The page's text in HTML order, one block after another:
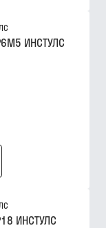
ИНСТУЛС
ИНСТУЛС